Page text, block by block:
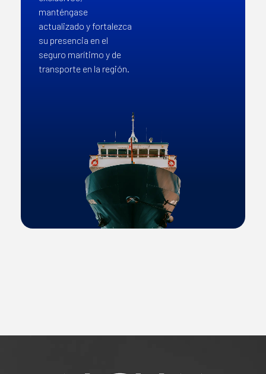
manténgase
actualizado y fortalezca
su presencia en el
seguro marítimo y de
transporte en la región.